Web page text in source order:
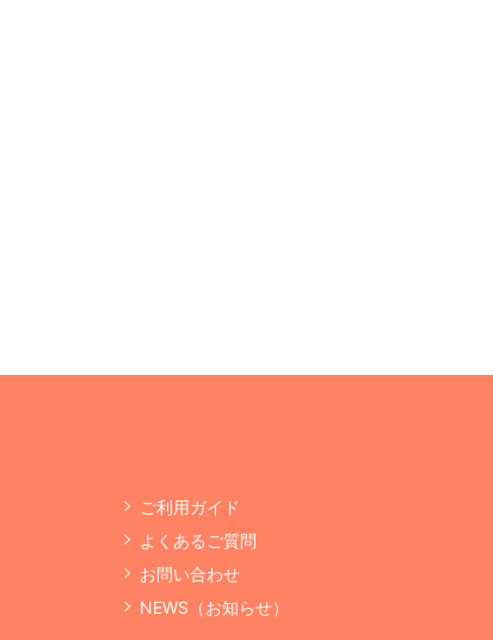
ご利用ガイド
よくあるご質問
お問い合わせ
NEWS（お知らせ）